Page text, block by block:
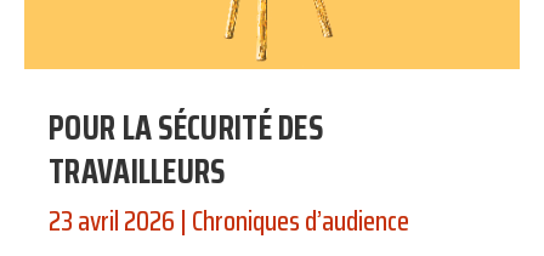
POUR LA SÉCURITÉ DES
TRAVAILLEURS
23 avril 2026|Chroniques d’audience